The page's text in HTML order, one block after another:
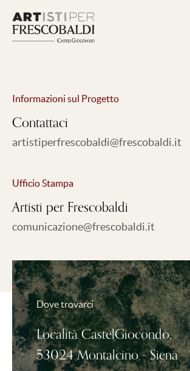
Informazioni sul Progetto
Contattaci
artistiperfrescobaldi@frescobaldi.it
Ufficio Stampa
Artisti per Frescobaldi
comunicazione@frescobaldi.it
Dove trovarci
Località CastelGiocondo,
53024 Montalcino - Siena